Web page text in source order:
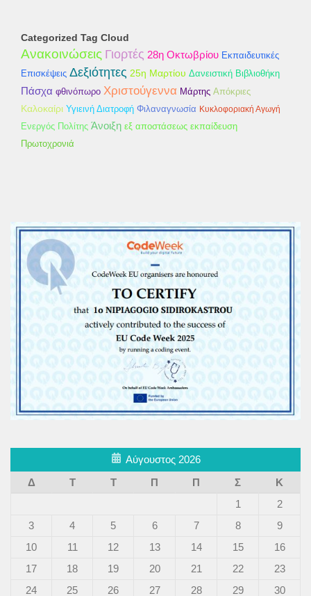
Categorized Tag Cloud
Ανακοινώσεις Γιορτές 28η Οκτωβρίου Εκπαιδευτικές
Επισκέψεις Δεξιότητες 25η Μαρτίου Δανειστική Βιβλιοθήκη
Πάσχα φθινόπωρο Χριστούγεννα Μάρτης Απόκριες
Καλοκαίρι Υγιεινή Διατροφή Φιλαναγνωσία Κυκλοφοριακή Αγωγή
Ενεργός Πολίτης Άνοιξη εξ αποστάσεως εκπαίδευση
Πρωτοχρονιά
Αύγουστος 2026
Δ
Τ Τ Π Π Σ
Κ
1
2
3
4 5 6 7 8
9
10
11 12 13 14 15
16
17
18 19 20 21 22
23
24
25 26 27 28 29 30